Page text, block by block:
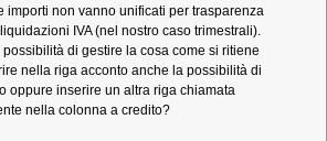
importi non vanno unificati per trasparenza
IVA (nel nostro caso trimestrali).
di gestire la cosa come si ritiene
nella riga acconto anche la possibilità di
oppure inserire un altra riga chiamata
nella colonna a credito?